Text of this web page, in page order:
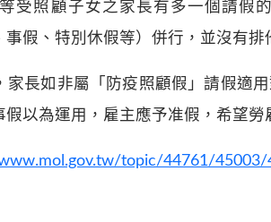
受照顧子女之家長有多一個請假
事假、特別休假等）併行，並沒有排
家長如非屬「防疫照顧假」請假適
以為運用，雇主應予准假，希望勞
topic/44761/